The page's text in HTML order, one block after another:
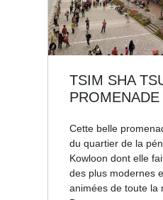
TSIM SHA
PROMENADE
Cette belle
du quartier de la
Kowloon dont elle
des plus modernes
animées de toute la